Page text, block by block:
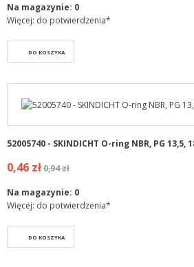
Na magazynie: 0
Więcej: do potwierdzenia*
DO KOSZYKA
52005740 - SKINDICHT O-ring NBR, PG 13,5,
0,46 zł0,94 zł
Na magazynie: 0
Więcej: do potwierdzenia*
DO KOSZYKA